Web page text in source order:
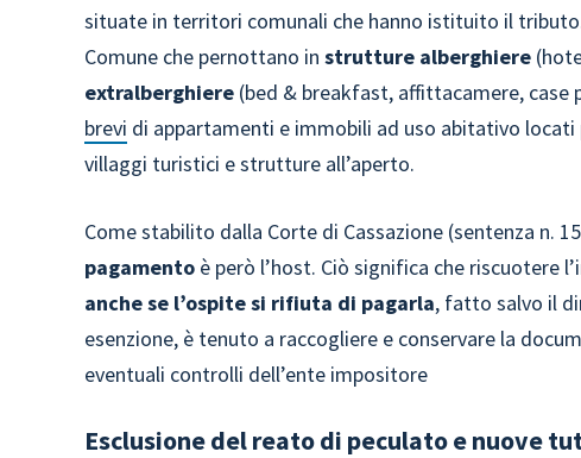
situate in territori comunali che hanno istituito il
Comune che pernottano instrutture alberghiere
extralberghiere (bed & breakfast, affittacamere, case
brevi di appartamenti e immobili ad uso abitativo
villaggi turistici e strutture all’aperto.
Come stabilito dalla Corte di Cassazione (sentenza n.
pagamento è però l’host. Ciò significa che riscuotere
anche se l’ospite si rifiuta di pagarla, fatto salvo il
esenzione, è tenuto a raccogliere e conservare la
eventuali controlli dell’ente impositore
Esclusione del reato di peculato e nuove